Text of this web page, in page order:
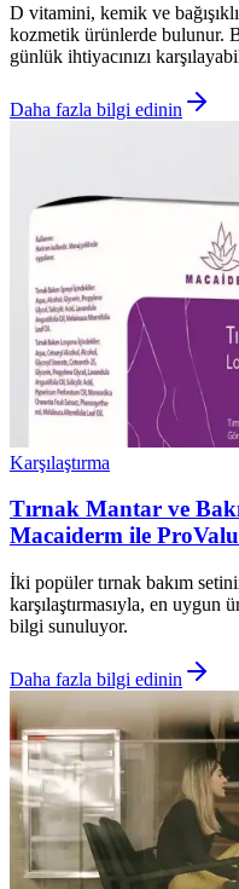
D vitamini, kemik ve
kozmetik ürünlerde bulunur.
günlük ihtiyacınızı
Daha fazla bilgi edinin
Karşılaştırma
Tırnak Mantar ve
Macaiderm ile
İki popüler tırnak bakım
karşılaştırmasıyla, en uygun
bilgi sunuluyor.
Daha fazla bilgi edinin